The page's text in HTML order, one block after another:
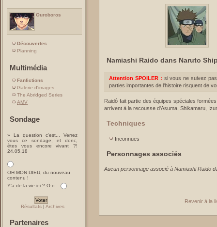
Ouroboros
Découvertes
Planning
Multimédia
Fanfictions
Galerie d'images
The Abridged Series
AMV
Sondage
» La question c'est... Verrez
vous ce sondage, et donc,
êtes vous encore vivant ?!
24.05.18
OH MON DIEU, du nouveau
contenu !
Y'a de la vie ici ? O.o
Résultats| Archives
Partenaires
Namiashi Raido dans Naruto
Attention SPOILER : si vous ne suivez
parties importantes de l'histoire risquent de
Raidô fait partie des équipes spéciales
arrivent à la recousse d'Asuma, Shikamaru,
Techniques
Inconnues
Personnages associés
Aucun personnage associé à Namiashi Raido
Revenir à la